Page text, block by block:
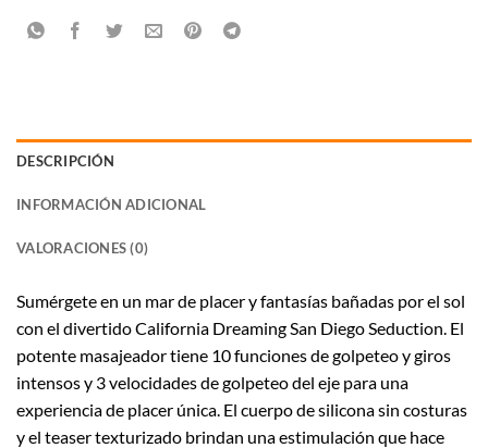
DESCRIPCIÓN
INFORMACIÓN ADICIONAL
VALORACIONES (0)
Sumérgete en un mar de placer y fantasías bañadas por el sol
con el divertido California Dreaming San Diego Seduction. El
potente masajeador tiene 10 funciones de golpeteo y giros
intensos y 3 velocidades de golpeteo del eje para una
experiencia de placer única. El cuerpo de silicona sin costuras
y el teaser texturizado brindan una estimulación que hace